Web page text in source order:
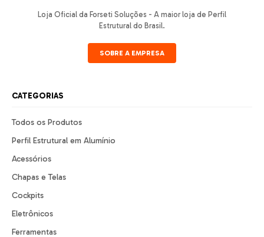
Loja Oficial da Forseti Soluções - A maior loja de Perfil
Estrutural do Brasil.
SOBRE A EMPRESA
CATEGORIAS
Todos os Produtos
Perfil Estrutural em Alumínio
Acessórios
Chapas e Telas
Cockpits
Eletrônicos
Ferramentas